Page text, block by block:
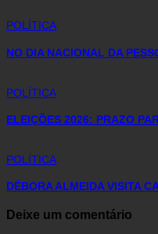
POLÍTICA
NO DIA NACIONAL DA
POLÍTICA
ELEIÇÕES 2026: PRAZO
POLÍTICA
DÉBORA ALMEIDA VISITA
Deixe um comentário